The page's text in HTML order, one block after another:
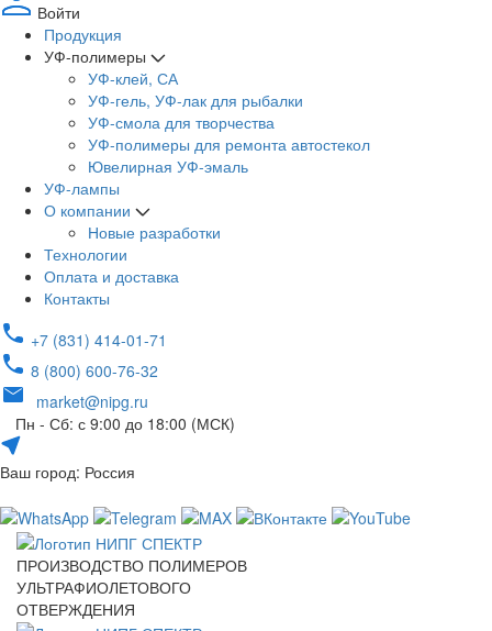
Войти
Продукция
УФ-полимеры
УФ-клей, СА
УФ-гель, УФ-лак для рыбалки
УФ-смола для творчества
УФ-полимеры для ремонта автостекол
Ювелирная УФ-эмаль
УФ-лампы
О компании
Новые разработки
Технологии
Оплата и доставка
Контакты
+7 (831) 414-01-71
8 (800) 600-76-32
market@nipg.ru
Пн - Сб: с 9:00 до 18:00 (МСК)
Ваш город: Россия
ПРОИЗВОДСТВО ПОЛИМЕРОВ
УЛЬТРАФИОЛЕТОВОГО
ОТВЕРЖДЕНИЯ